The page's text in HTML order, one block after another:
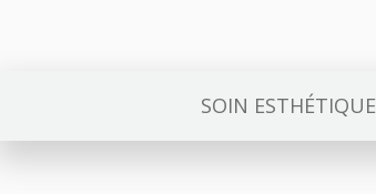
SOIN ESTHÉTIQUE